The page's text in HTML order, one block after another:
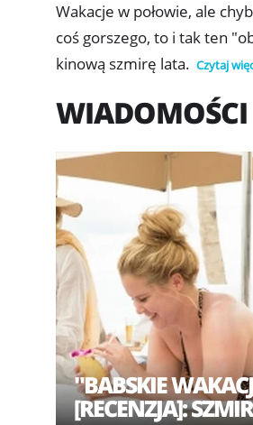
Wakacje w połowie, ale
coś gorszego, to i tak ten
kinową szmirę lata. Czytaj
WIADOMOŚCI
"BABSKIE
[RECENZJA]: